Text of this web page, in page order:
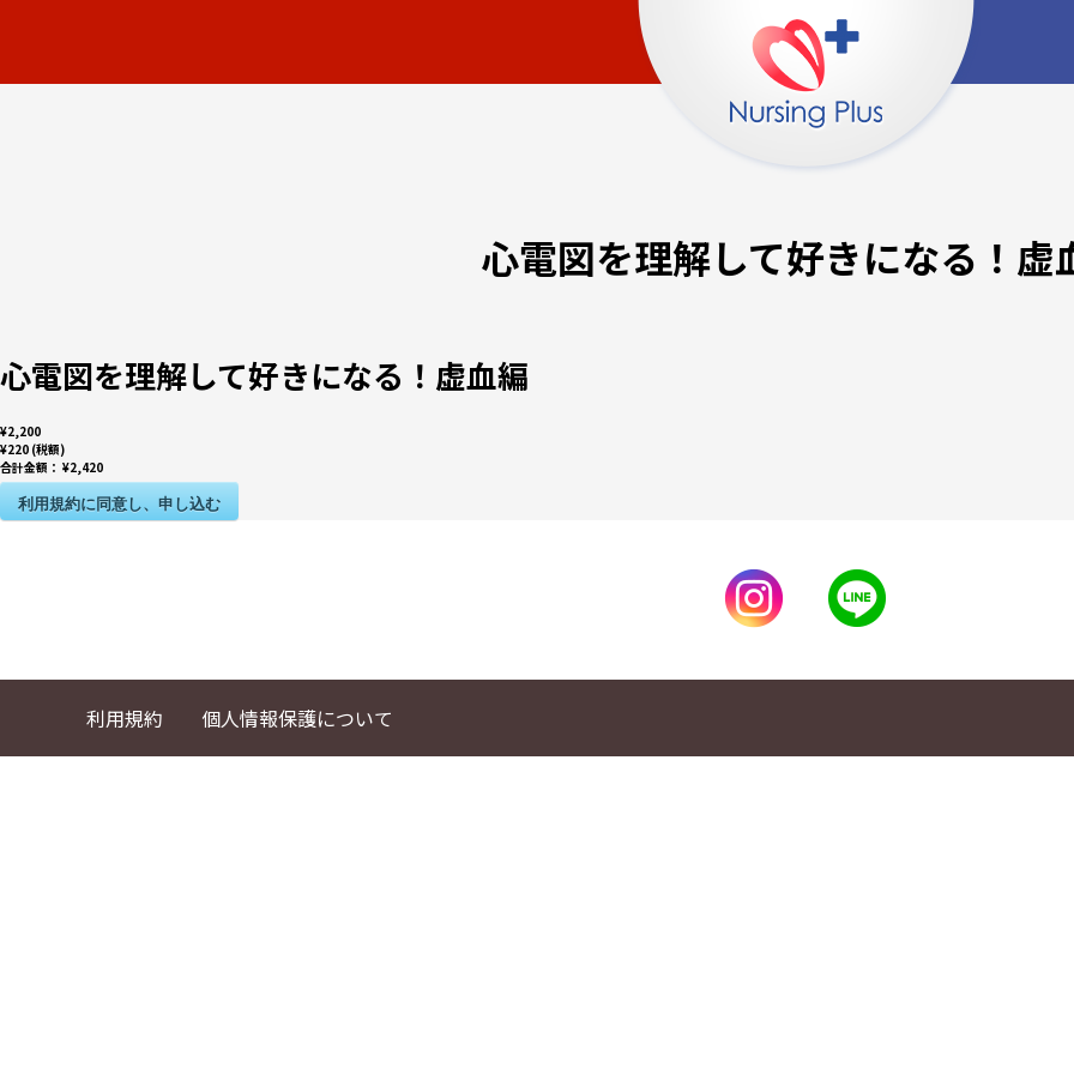
心電図を理解して好きになる！虚
心電図を理解して好きになる！虚血編
¥2,200
¥220 (税額)
合計金額： ¥2,420
利用規約に同意し、申し込む
利用規約 個人情報保護について